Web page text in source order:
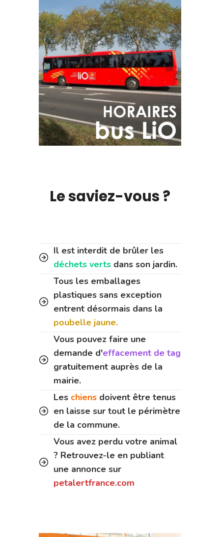
Le saviez-vous ?
Il est interdit de brûler les
déchets verts dans son jardin.
Tous les emballages
plastiques sans exception
entrent désormais dans la
poubelle jaune.
Vous pouvez faire une
demande d'effacement de tag
gratuitement auprès de la
mairie.
Les chiens doivent être tenus
en laisse sur tout le périmètre
de la commune.
Vous avez perdu votre animal
? Retrouvez-le en publiant
une annonce sur
petalertfrance.com